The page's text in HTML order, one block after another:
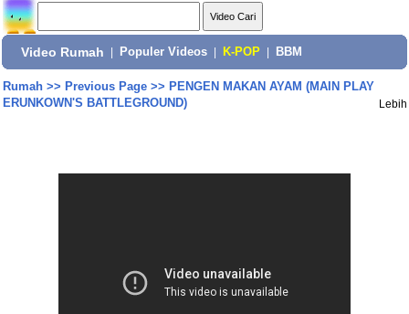
Video Rumah Populer Videos K-POP BBM
Rumah>> Previous Page>> PENGEN MAKAN AYAM (MAIN PLAY
ERUNKOWN'S BATTLEGROUND)
Lebih